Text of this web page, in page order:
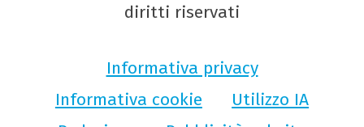
diritti riservati
Informativa privacy
Informativa cookie
Utilizzo IA